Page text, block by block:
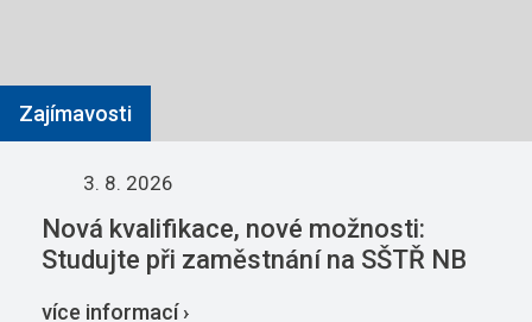
Zajímavosti
3. 8. 2026
Nová kvalifikace, nové možnosti:
Studujte při zaměstnání na SŠTŘ NB
více informací ›